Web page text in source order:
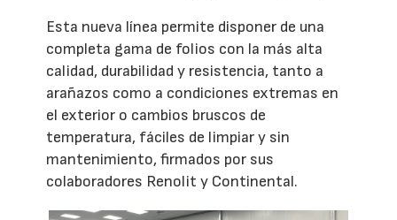
Esta nueva línea permite disponer de una
completa gama de folios con la más alta
calidad, durabilidad y resistencia, tanto a
arañazos como a condiciones extremas en
el exterior o cambios bruscos de
temperatura, fáciles de limpiar y sin
mantenimiento, firmados por sus
colaboradores Renolit y Continental.